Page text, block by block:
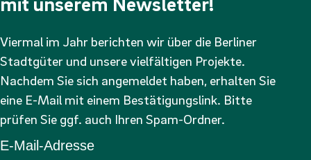
Viermal im Jahr berichten wir über die Berliner
Stadtgüter und unsere vielfältigen Projekte.
Nachdem Sie sich angemeldet haben, erhalten Sie
eine E-Mail mit einem Bestätigungslink. Bitte
prüfen Sie ggf. auch Ihren Spam-Ordner.